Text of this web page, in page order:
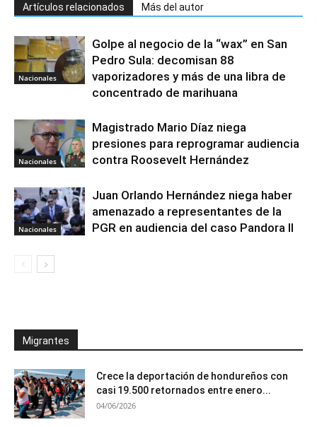
Artículos relacionados Más del autor
Nacionales
Golpe al negocio de la “wax” en San
Pedro Sula: decomisan 88
vaporizadores y más de una libra de
concentrado de marihuana
Nacionales
Magistrado Mario Díaz niega
presiones para reprogramar audiencia
contra Roosevelt Hernández
Nacionales
Juan Orlando Hernández niega haber
amenazado a representantes de la
PGR en audiencia del caso Pandora II
Migrantes
Crece la deportación de hondureños con
casi 19.500 retornados entre enero...
04/06/2026